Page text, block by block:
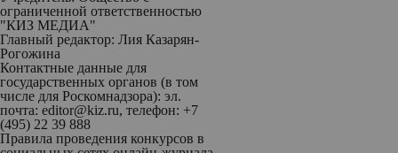
ограниченной ответственностью
"КИЗ МЕДИА"
Главный редактор: Лия Казарян-
Рогожина
Контактные данные для
государственных органов (в том
числе для Роскомнадзора): эл.
почта: editor@kiz.ru, телефон: +7
(495) 22 39 888
Правила проведения конкурсов в